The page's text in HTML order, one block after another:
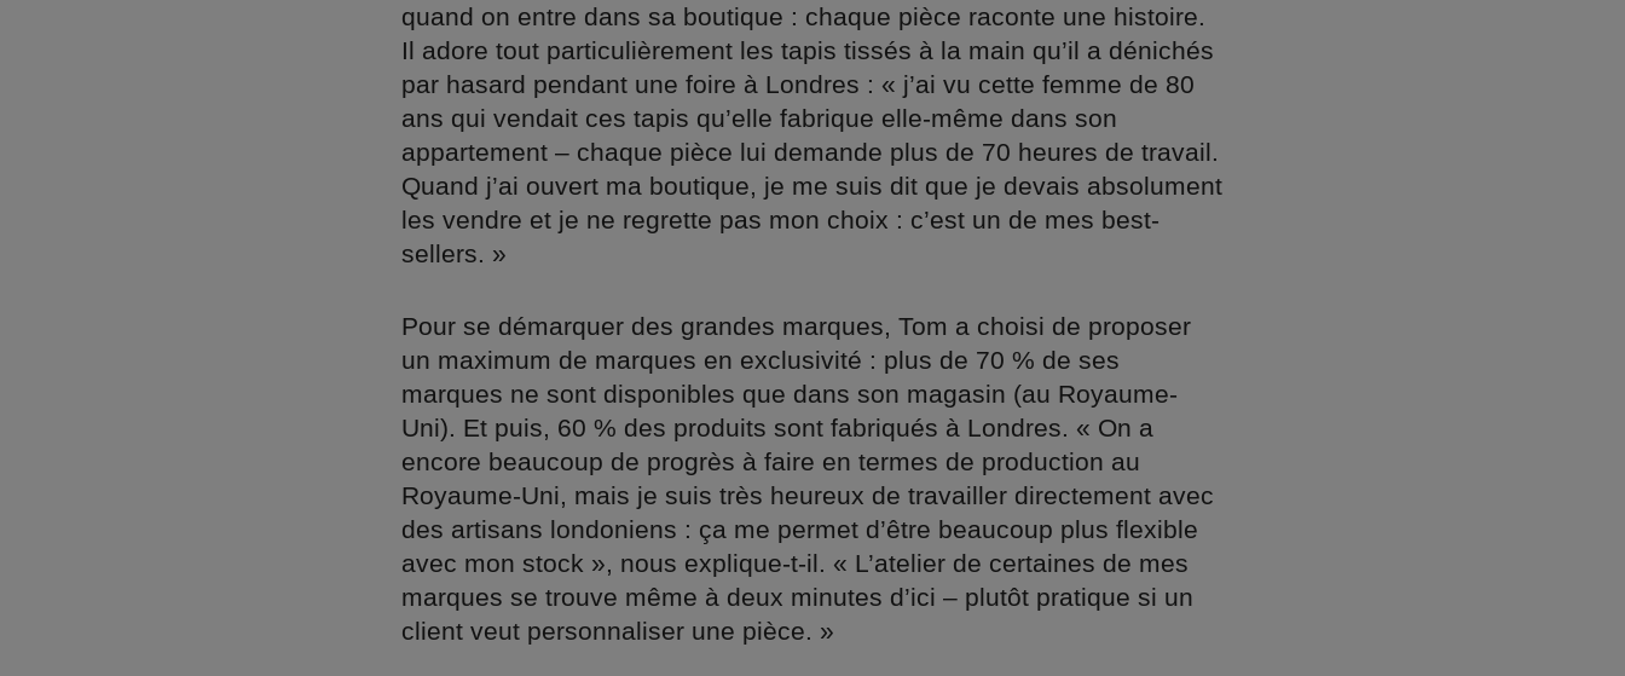
quand on entre dans sa boutique : chaque pièce raconte une histoire.
Il adore tout particulièrement les tapis tissés à la main qu’il a dénichés
par hasard pendant une foire à Londres : « j’ai vu cette femme de 80
ans qui vendait ces tapis qu’elle fabrique elle-même dans son
appartement – chaque pièce lui demande plus de 70 heures de travail.
Quand j’ai ouvert ma boutique, je me suis dit que je devais absolument
les vendre et je ne regrette pas mon choix : c’est un de mes best-
sellers. »
Pour se démarquer des grandes marques, Tom a choisi de proposer
un maximum de marques en exclusivité : plus de 70 % de ses
marques ne sont disponibles que dans son magasin (au Royaume-
Uni). Et puis, 60 % des produits sont fabriqués à Londres. « On a
encore beaucoup de progrès à faire en termes de production au
Royaume-Uni, mais je suis très heureux de travailler directement avec
des artisans londoniens : ça me permet d’être beaucoup plus flexible
avec mon stock », nous explique-t-il. « L’atelier de certaines de mes
marques se trouve même à deux minutes d’ici – plutôt pratique si un
client veut personnaliser une pièce. »